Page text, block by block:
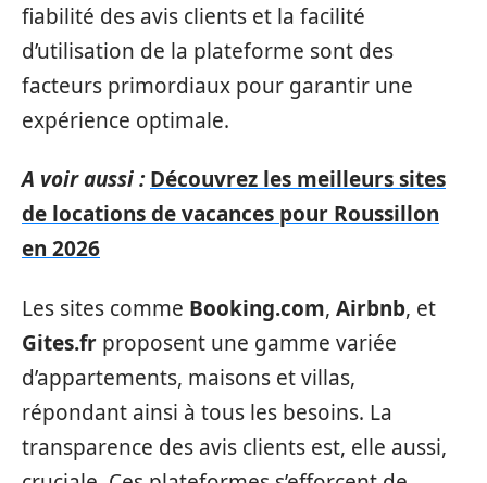
fiabilité des avis clients et la facilité
d’utilisation de la plateforme sont des
facteurs primordiaux pour garantir une
expérience optimale.
A voir aussi : Découvrez les meilleurs sites
de locations de vacances pour Roussillon
en 2026
Les sites comme Booking.com, Airbnb, et
Gites.fr proposent une gamme variée
d’appartements, maisons et villas,
répondant ainsi à tous les besoins. La
transparence des avis clients est, elle aussi,